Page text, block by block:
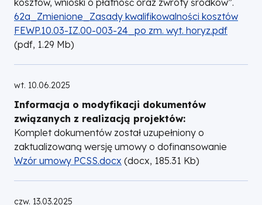
DOKUMENT
62a_Zmienione_Zasady kwalifikowalności kosztów
FEWP.10.03-IZ.00-003-24_po zm. wyt. horyz.pdf
(pdf, 1.29 Mb)
Informacja o modyfikacji dokumentów
związanych z realizacją projektów:
Komplet dokumentów został uzupełniony o
zaktualizowaną wersję umowy o dofinansowanie
DOKUMENT
Wzór umowy PCSS.docx (docx, 185.31 Kb)
wt. 10.06.2025
czw. 13.03.2025